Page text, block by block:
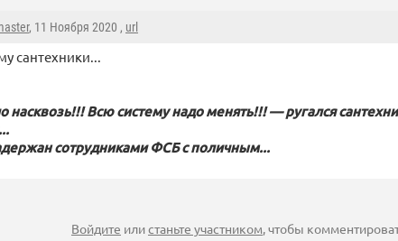
, 11 Ноября 2020 , url
сантехники...
насквозь!!! Всю систему надо менять!!! — ругался
сотрудниками ФСБ с поличным...
Войдите илистаньте участником, чтобы